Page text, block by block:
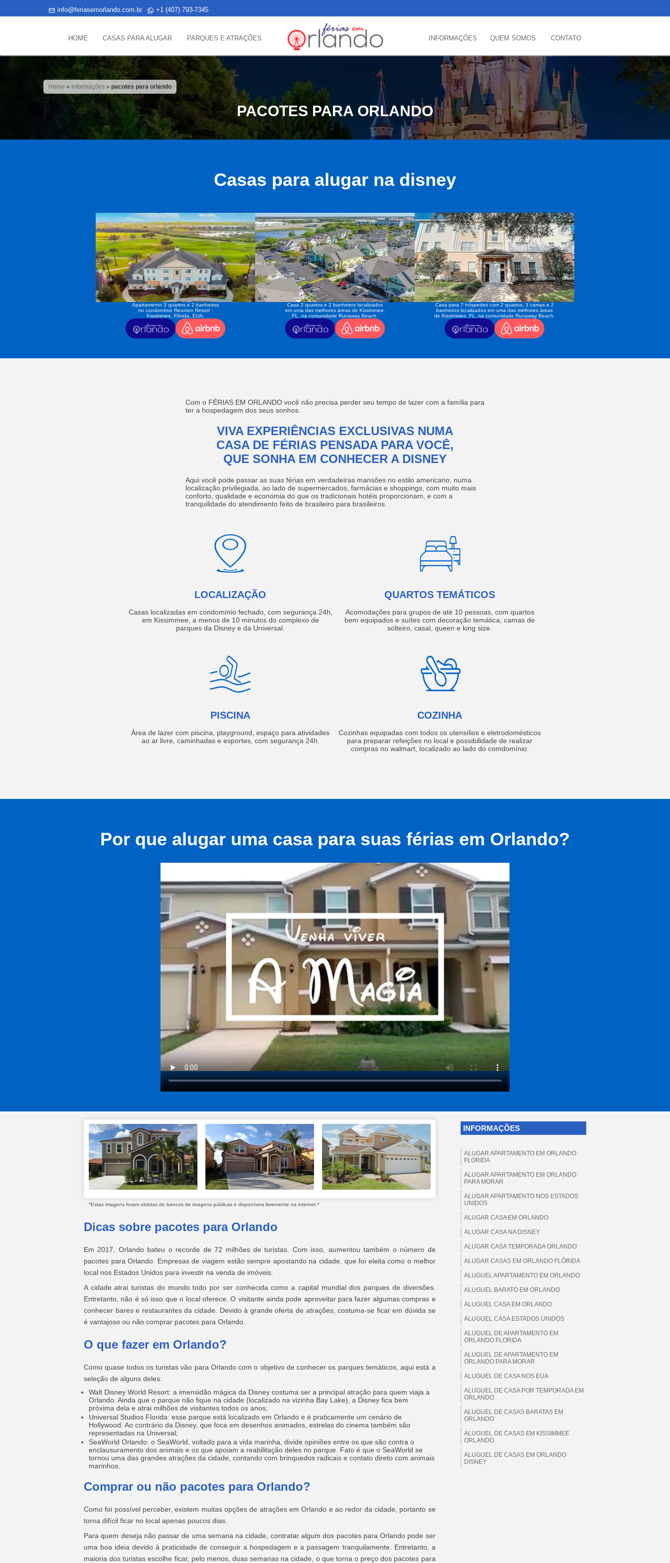
info@feriasemorlando.com.br +1 (407) 793-7345
HOME CASAS PARA ALUGAR PARQUES E ATRAÇÕES INFORMAÇÕES QUEM SOMOS CONTATO
Home » Informações »pacotes para orlando
PACOTES PARA ORLANDO
Casas para alugar na disney
Apartamento 3 quartos e 2 banheiros
no condomínio Reunion Resort -
Kissimmee, Flórida, EUA.
Casa 2 quartos e 2 banheiros localizados
em uma das melhores áreas de Kissimmee,
FL, na comunidade Runaway Beach.
Casa para 7 hóspedes com 2 quartos, 3 camas e 2
banheiros localizados em uma das melhores áreas
de Kissimmee, FL, na comunidade Runaway Beach.
Com o FÉRIAS EM ORLANDO você não precisa perder seu tempo de lazer com a família para
ter a hospedagem dos seus sonhos.
VIVA EXPERIÊNCIAS EXCLUSIVAS NUMA
CASA DE FÉRIAS PENSADA PARA VOCÊ,
QUE SONHA EM CONHECER A DISNEY
Aqui você pode passar as suas férias em verdadeiras mansões no estilo americano, numa
localização privilegiada, ao lado de supermercados, farmácias e shoppings, com muito mais
conforto, qualidade e economia do que os tradicionais hotéis proporcionam, e com a
tranquilidade do atendimento feito de brasileiro para brasileiros.
LOCALIZAÇÃO
Casas localizadas em condomínio fechado, com segurança 24h,
em Kissimmee, a menos de 10 minutos do complexo de
parques da Disney e da Universal.
QUARTOS TEMÁTICOS
Acomodações para grupos de até 10 pessoas, com quartos
bem equipados e suítes com decoração temática, camas de
solteiro, casal, queen e king size.
PISCINA
Área de lazer com piscina, playground, espaço para atividades
ao ar livre, caminhadas e esportes, com segurança 24h.
COZINHA
Cozinhas equipadas com todos os utensílios e eletrodomésticos
para preparar refeições no local e possibilidade de realizar
compras no walmart, localizado ao lado do comdomínio.
Por que alugar uma casa para suas férias em Orlando?
*Estas imagens foram obtidas de bancos de imagens públicas e disponíveis livremente na internet.*
Dicas sobre pacotes para Orlando
Em 2017, Orlando bateu o recorde de 72 milhões de turistas. Com isso, aumentou também o número de
pacotes para Orlando. Empresas de viagem estão sempre apostando na cidade, que foi eleita como o melhor
local nos Estados Unidos para investir na venda de imóveis.
A cidade atrai turistas do mundo todo por ser conhecida como a capital mundial dos parques de diversões.
Entretanto, não é só isso que o local oferece. O visitante ainda pode aproveitar para fazer algumas compras e
conhecer bares e restaurantes da cidade. Devido à grande oferta de atrações, costuma-se ficar em dúvida se
é vantajoso ou não comprar pacotes para Orlando.
O que fazer em Orlando?
Como quase todos os turistas vão para Orlando com o objetivo de conhecer os parques temáticos, aqui está a
seleção de alguns deles:
Walt Disney World Resort: a imensidão mágica da Disney costuma ser a principal atração para quem viaja a
Orlando. Ainda que o parque não fique na cidade (localizado na vizinha Bay Lake), a Disney fica bem
próxima dela e atrai milhões de visitantes todos os anos;
Universal Studios Florida: esse parque está localizado em Orlando e é praticamente um cenário de
Hollywood. Ao contrário da Disney, que foca em desenhos animados, estrelas do cinema também são
representadas na Universal;
SeaWorld Orlando: o SeaWorld, voltado para a vida marinha, divide opiniões entre os que são contra o
enclausuramento dos animais e os que apoiam a reabilitação deles no parque. Fato é que o SeaWorld se
tornou uma das grandes atrações da cidade, contando com brinquedos radicais e contato direto com animais
marinhos.
Comprar ou não pacotes para Orlando?
Como foi possível perceber, existem muitas opções de atrações em Orlando e ao redor da cidade, portanto se
torna difícil ficar no local apenas poucos dias.
Para quem deseja não passar de uma semana na cidade, contratar algum dos pacotes para Orlando pode ser
uma boa ideia devido à praticidade de conseguir a hospedagem e a passagem tranquilamente. Entretanto, a
maioria dos turistas escolhe ficar, pelo menos, duas semanas na cidade, o que torna o preço dos pacotes para
INFORMAÇÕES
ALUGAR APARTAMENTO EM ORLANDO
FLORIDA
ALUGAR APARTAMENTO EM ORLANDO
PARA MORAR
ALUGAR APARTAMENTO NOS ESTADOS
UNIDOS
ALUGAR CASA EM ORLANDO
ALUGAR CASA NA DISNEY
ALUGAR CASA TEMPORADA ORLANDO
ALUGAR CASAS EM ORLANDO FLÓRIDA
ALUGUEL APARTAMENTO EM ORLANDO
ALUGUEL BARATO EM ORLANDO
ALUGUEL CASA EM ORLANDO
ALUGUEL CASA ESTADOS UNIDOS
ALUGUEL DE APARTAMENTO EM
ORLANDO FLORIDA
ALUGUEL DE APARTAMENTO EM
ORLANDO PARA MORAR
ALUGUEL DE CASA NOS EUA
ALUGUEL DE CASA POR TEMPORADA EM
ORLANDO
ALUGUEL DE CASAS BARATAS EM
ORLANDO
ALUGUEL DE CASAS EM KISSIMMEE
ORLANDO
ALUGUEL DE CASAS EM ORLANDO
DISNEY